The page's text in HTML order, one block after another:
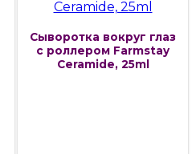
Сыворотка вокруг глаз
с роллером Farmstay
Ceramide, 25ml